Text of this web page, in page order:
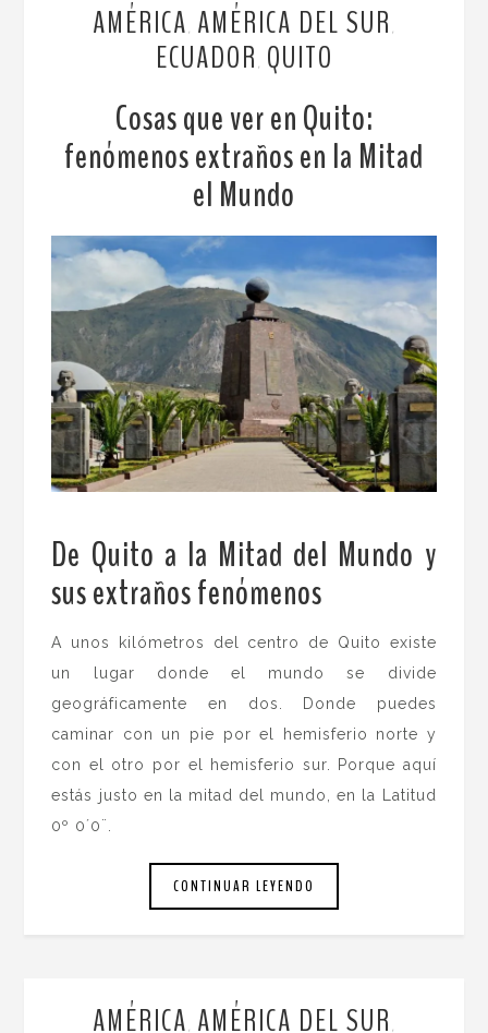
AMÉRICA AMÉRICA DEL SUR
ECUADOR QUITO
Cosas que ver en Quito:
fenómenos extraños en la Mitad
el Mundo
De Quito a la Mitad del Mundo y
sus extraños fenómenos
A unos kilómetros del centro de Quito existe
un lugar donde el mundo se divide
geográficamente en dos. Donde puedes
caminar con un pie por el hemisferio norte y
con el otro por el hemisferio sur. Porque aquí
estás justo en la mitad del mundo, en la Latitud
0º 0´0¨.
CONTINUAR LEYENDO
AMÉRICA AMÉRICA DEL SUR